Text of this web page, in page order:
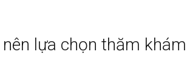
lựa chọn thăm